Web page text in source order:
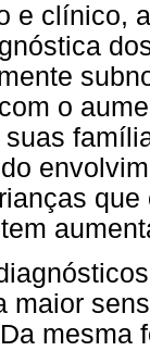
e clínico,
o
maior
mesma